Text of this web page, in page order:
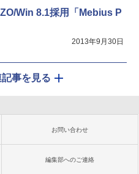
Win 8.1採用「Mebius P
2013年9月30日
事を見る
お問い合わせ
編集部へのご連絡